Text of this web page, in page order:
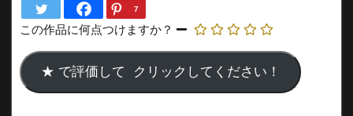
7
この作品に何点つけますか？